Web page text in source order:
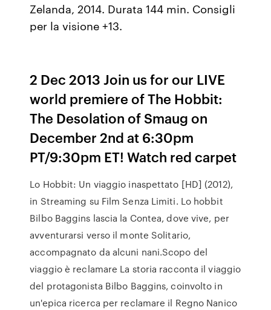
Zelanda, 2014. Durata 144 min. Consigli
per la visione +13.
2 Dec 2013 Join us for our LIVE
world premiere of The Hobbit:
The Desolation of Smaug on
December 2nd at 6:30pm
PT/9:30pm ET! Watch red carpet
Lo Hobbit: Un viaggio inaspettato [HD] (2012),
in Streaming su Film Senza Limiti. Lo hobbit
Bilbo Baggins lascia la Contea, dove vive, per
avventurarsi verso il monte Solitario,
accompagnato da alcuni nani.Scopo del
viaggio è reclamare La storia racconta il viaggio
del protagonista Bilbo Baggins, coinvolto in
un'epica ricerca per reclamare il Regno Nanico